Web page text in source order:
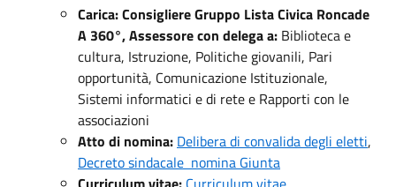
Carica: Consigliere Gruppo Lista Civica Roncade
A 360°, Assessore con delega a: Biblioteca e
cultura, Istruzione, Politiche giovanili, Pari
opportunità, Comunicazione Istituzionale,
Sistemi informatici e di rete e Rapporti con le
associazioni
Atto di nomina: Delibera di convalida degli eletti,
Decreto sindacale nomina Giunta